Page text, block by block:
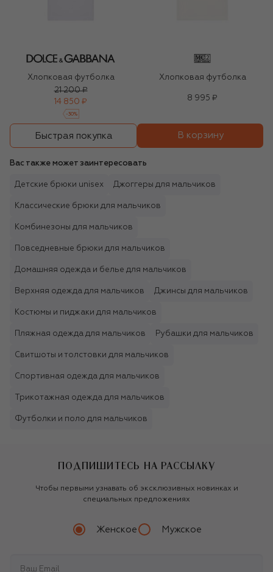
Хлопковая футболка
21 200 ₽
14 850 ₽
-30%
Хлопковая футболка
8 995 ₽
Быстрая покупка В корзину
Вас также может заинтересовать
Детские брюки unisex Джоггеры для мальчиков
Классические брюки для мальчиков
Комбинезоны для мальчиков
Повседневные брюки для мальчиков
Домашняя одежда и белье для мальчиков
Верхняя одежда для мальчиков Джинсы для мальчиков
Костюмы и пиджаки для мальчиков
Пляжная одежда для мальчиков Рубашки для мальчиков
Свитшоты и толстовки для мальчиков
Спортивная одежда для мальчиков
Трикотажная одежда для мальчиков
Футболки и поло для мальчиков
ПОДПИШИТЕСЬ НА РАССЫЛКУ
Чтобы первыми узнавать об эксклюзивных новинках и
специальных предложениях
Женское Мужское